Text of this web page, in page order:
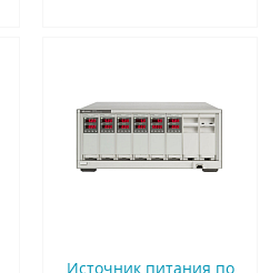
Источник питания по